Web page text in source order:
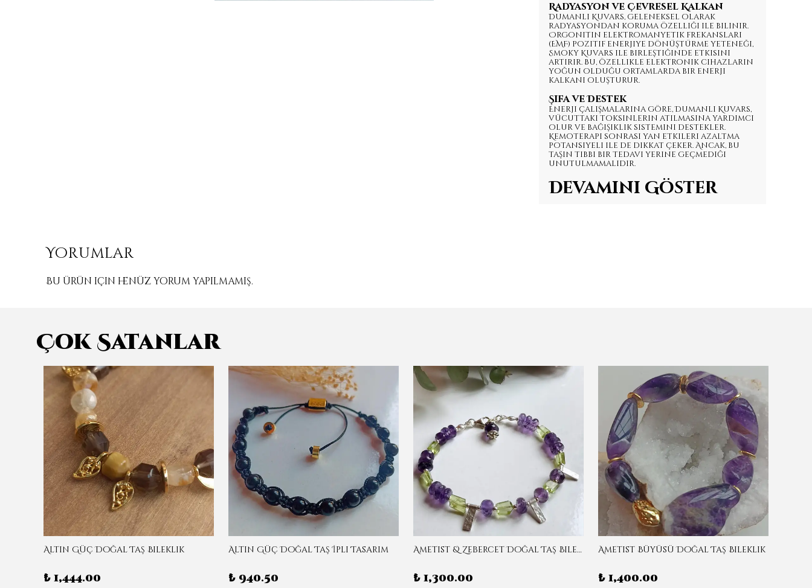
Radyasyon ve Çevresel Kalkan
Dumanlı Kuvars, geleneksel olarak
radyasyondan koruma özelliği ile bilinir.
Orgonitin elektromanyetik frekansları
(EMF) pozitif enerjiye dönüştürme yeteneği,
Smoky Kuvars ile birleştiğinde etkisini
artırır. Bu, özellikle elektronik cihazların
yoğun olduğu ortamlarda bir enerji
kalkanı oluşturur.
Şifa ve Destek
Enerji çalışmalarına göre, Dumanlı Kuvars,
vücuttaki toksinlerin atılmasına yardımcı
olur ve bağışıklık sistemini destekler.
Kemoterapi sonrası yan etkileri azaltma
potansiyeli ile de dikkat çeker. Ancak, bu
taşın tıbbi bir tedavi yerine geçmediği
unutulmamalıdır.
Devamını Göster
Yorumlar
Bu ürün için henüz yorum yapılmamış.
Çok Satanlar
Altın Güç Doğal Taş Bileklik
₺ 1,444.00
Altın Güç Doğal Taş İpli Tasarım
₺ 940.50
Ametist & Zebercet Doğal Taş Bileklik
₺ 1,300.00
Ametist Büyüsü Doğal Taş Bileklik
₺ 1,400.00